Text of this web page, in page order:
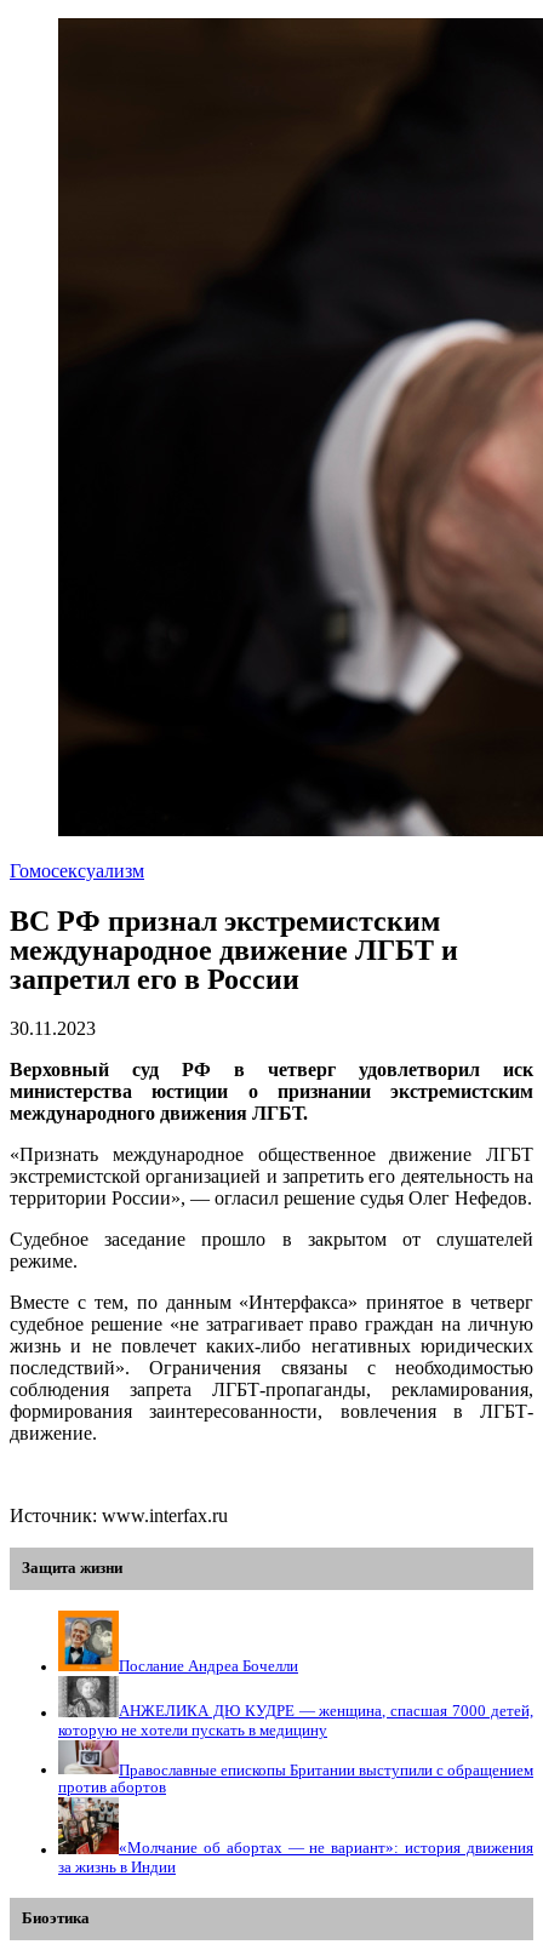
Гомосексуализм
ВС РФ признал экстремистским
международное движение ЛГБТ и
запретил его в России
30.11.2023
Верховный суд РФ в четверг удовлетворил иск
министерства юстиции о признании экстремистским
международного движения ЛГБТ.
«Признать международное общественное движение ЛГБТ
экстремистской организацией и запретить его деятельность на
территории России», — огласил решение судья Олег Нефедов.
Судебное заседание прошло в закрытом от слушателей
режиме.
Вместе с тем, по данным «Интерфакса» принятое в четверг
судебное решение «не затрагивает право граждан на личную
жизнь и не повлечет каких-либо негативных юридических
последствий». Ограничения связаны с необходимостью
соблюдения запрета ЛГБТ-пропаганды, рекламирования,
формирования заинтересованности, вовлечения в ЛГБТ-
движение.
Источник: www.interfax.ru
Защита жизни
Послание Андреа Бочелли
АНЖЕЛИКА ДЮ КУДРЕ — женщина, спасшая 7000 детей,
которую не хотели пускать в медицину
Православные епископы Британии выступили с обращением
против абортов
«Молчание об абортах — не вариант»: история движения
за жизнь в Индии
Биоэтика